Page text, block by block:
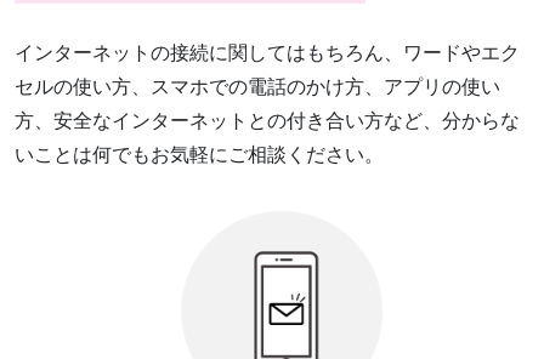
インターネットの接続に関してはもちろん、ワードやエク
セルの使い方、スマホでの電話のかけ方、アプリの使い
方、安全なインターネットとの付き合い方など、分からな
いことは何でもお気軽にご相談ください。